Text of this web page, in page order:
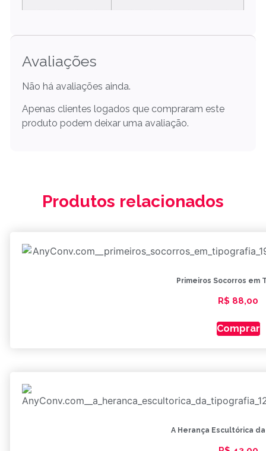
Avaliações
Não há avaliações ainda.
Apenas clientes logados que compraram este
produto podem deixar uma avaliação.
Produtos relacionados
Primeiros Socorros em
R$ 88,00
Comprar
A Herança Escultórica